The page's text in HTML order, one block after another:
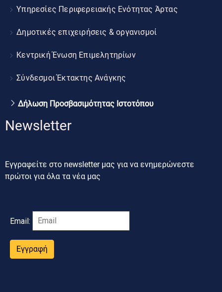
Υπηρεσίες Περιφερειακής Ενότητας Άρτας
Δημοτικές επιχειρήσεις & οργανισμοί
Κεντρική Ένωση Επιμελητηρίων
Σύνδεσμοι Έκτακτης Ανάγκης
Δήλωση Προσβασιμότητας Ιστοτόπου
Newsletter
Εγγραφείτε στο newsletter μας για να ενημερώνεστε
πρώτοι για όλα τα νέα μας
Email:
Εγγραφή